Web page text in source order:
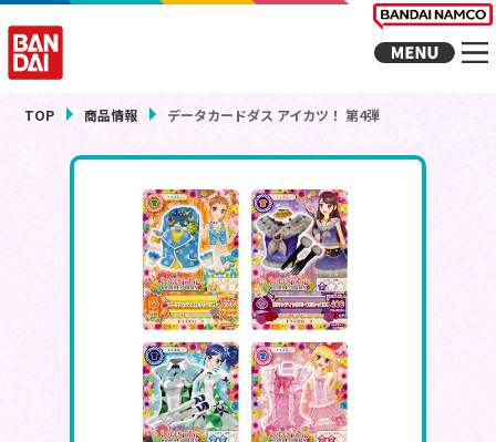
TOP 商品情報 データカードダス アイカツ！ 第4弾